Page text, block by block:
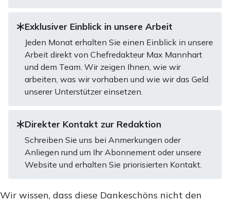
Exklusiver Einblick in unsere Arbeit
Jeden Monat erhalten Sie einen Einblick in unsere
Arbeit direkt von Chefredakteur Max Mannhart
und dem Team. Wir zeigen Ihnen, wie wir
arbeiten, was wir vorhaben und wie wir das Geld
unserer Unterstützer einsetzen.
Direkter Kontakt zur Redaktion
Schreiben Sie uns bei Anmerkungen oder
Anliegen rund um Ihr Abonnement oder unsere
Website und erhalten Sie priorisierten Kontakt.
Wir wissen, dass diese Dankeschöns nicht den